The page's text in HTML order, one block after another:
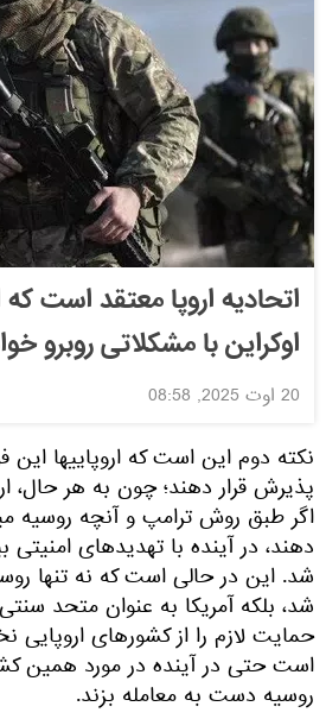
اتحادیه اروپا معتقد است که
اوکراین با مشکلاتی روبرو
20 اوت 2025, 08:58
نکته دوم این است که اروپاییها این
پذیرش قرار دهند؛ چون به هر حال،
اگر طبق روش ترامپ و آنچه روسیه
دهند، در آینده با تهدیدهای
شد. این در حالی است که نه تنها
شد، بلکه آمریکا به عنوان متحد
حمایت لازم را از کشورهای
است حتی در آینده در مورد همین
روسیه دست به معامله بزند.